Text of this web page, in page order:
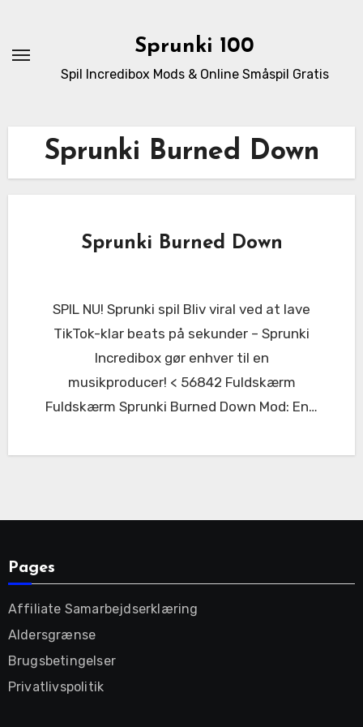
content
Sprunki 100
Spil Incredibox Mods & Online Småspil Gratis
Sprunki Burned Down
Sprunki Burned Down
SPIL NU! Sprunki spil Bliv viral ved at lave
TikTok-klar beats på sekunder – Sprunki
Incredibox gør enhver til en
musikproducer! < 56842 Fuldskærm
Fuldskærm Sprunki Burned Down Mod: En…
Pages
Affiliate Samarbejdserklæring
Aldersgrænse
Brugsbetingelser
Privatlivspolitik